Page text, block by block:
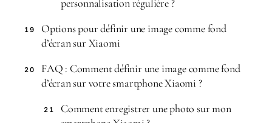
personnalisation régulière ?
19
Options pour définir une image comme fond
d’écran sur Xiaomi
20
FAQ : Comment définir une image comme fond
d’écran sur votre smartphone Xiaomi ?
21
Comment enregistrer une photo sur mon